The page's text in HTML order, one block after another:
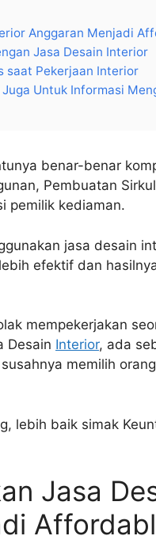
Anggaran Menjadi
Jasa Desain Interior
saat Pekerjaan Interior
Untuk Informasi
benar-benar
Pembuatan
pemilik kediaman.
jasa desain
efektif dan
mempekerjakan
Desain Interior, ada
memilih
lebih baik simak
Jasa